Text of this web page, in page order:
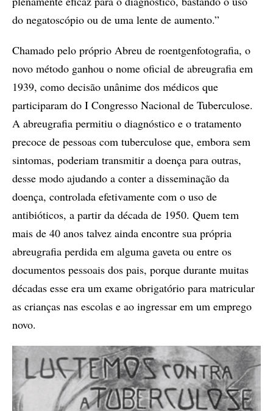
do negatoscópio ou de uma lente de aumento.”
Chamado pelo próprio Abreu de roentgenfotografia, o
novo método ganhou o nome oficial de abreugrafia em
1939, como decisão unânime dos médicos que
participaram do I Congresso Nacional de Tuberculose.
A abreugrafia permitiu o diagnóstico e o tratamento
precoce de pessoas com tuberculose que, embora sem
sintomas, poderiam transmitir a doença para outras,
desse modo ajudando a conter a disseminação da
doença, controlada efetivamente com o uso de
antibióticos, a partir da década de 1950. Quem tem
mais de 40 anos talvez ainda encontre sua própria
abreugrafia perdida em alguma gaveta ou entre os
documentos pessoais dos pais, porque durante muitas
décadas esse era um exame obrigatório para matricular
as crianças nas escolas e ao ingressar em um emprego
novo.